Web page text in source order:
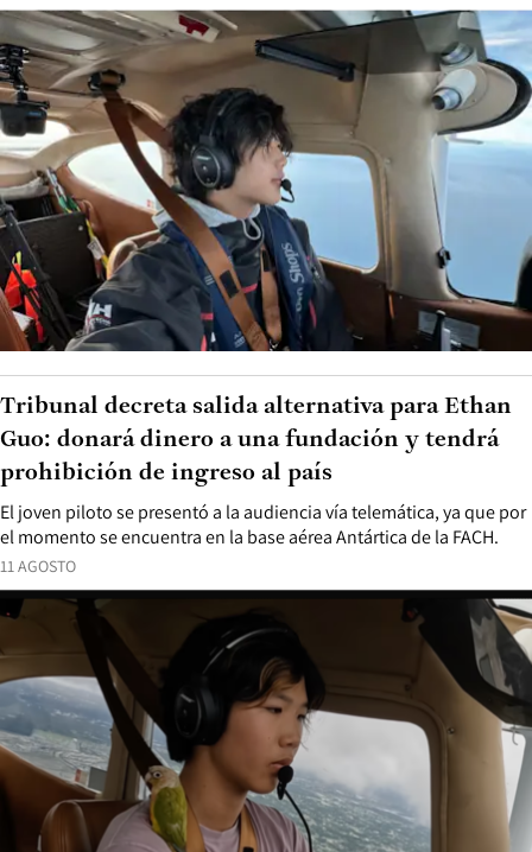
11 AGOSTO
El joven piloto se presentó a la audiencia vía telemática, ya que por
el momento se encuentra en la base aérea Antártica de la FACH.
Tribunal decreta salida alternativa para Ethan
Guo: donará dinero a una fundación y tendrá
prohibición de ingreso al país